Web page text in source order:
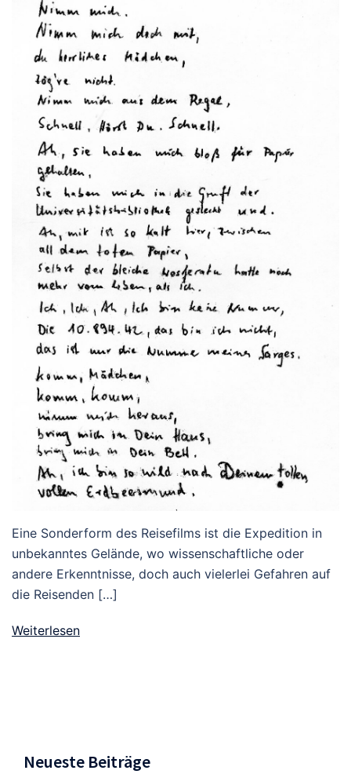
Eine Sonderform des Reisefilms ist die Expedition in
unbekanntes Gelände, wo wissenschaftliche oder
andere Erkenntnisse, doch auch vielerlei Gefahren auf
die Reisenden […]
Weiterlesen
Neueste Beiträge